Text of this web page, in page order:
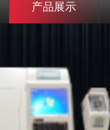
产品展示